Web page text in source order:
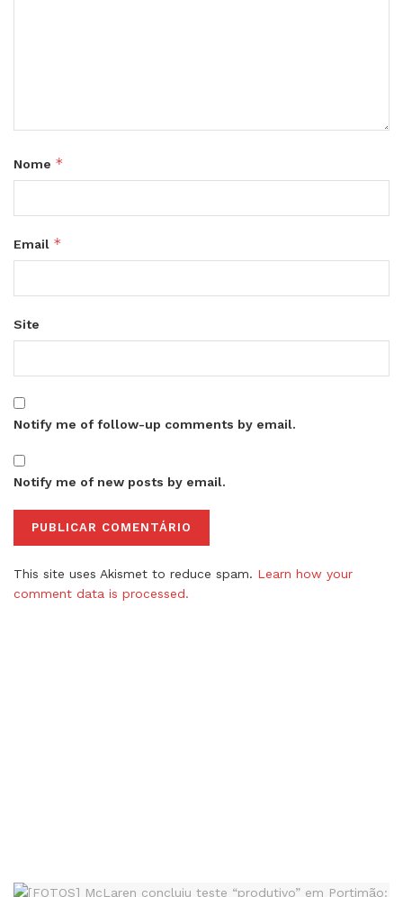
Nome *
Email *
Site
Notify me of follow-up comments by email.
Notify me of new posts by email.
This site uses Akismet to reduce spam. Learn how your
comment data is processed.